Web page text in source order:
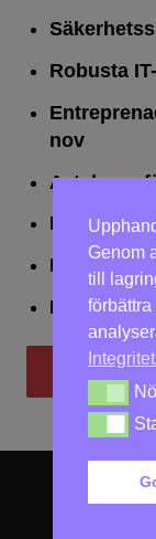
Robusta
nov
Leda
LOU på
Genom
till